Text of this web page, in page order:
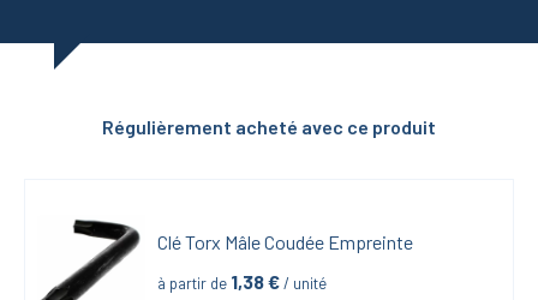
Régulièrement acheté avec ce produit
Clé Torx Mâle Coudée Empreinte
à partir de 1,38 € / unité